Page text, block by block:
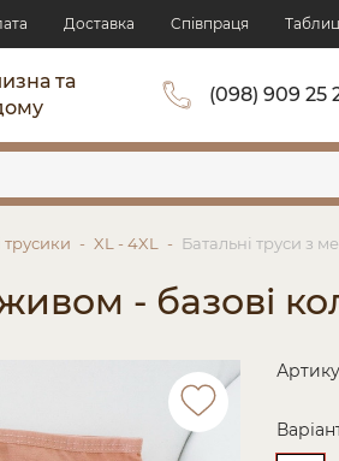
Доставка Cпівпраця
та
(098) 909 25
трусики XL - 4XL Батальні труси з
- базові